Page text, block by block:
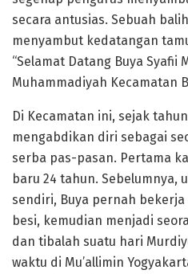
secara antusias. Sebuah
menyambut kedatangan
“Selamat Datang Buya Syafii
Muhammadiyah Kecamatan
Di Kecamatan ini, sejak
mengabdikan diri sebagai
serba pas-pasan. Pertama
baru 24 tahun. Sebelumnya,
sendiri, Buya pernah
besi, kemudian menjadi
dan tibalah suatu hari
waktu di Mu’allimin